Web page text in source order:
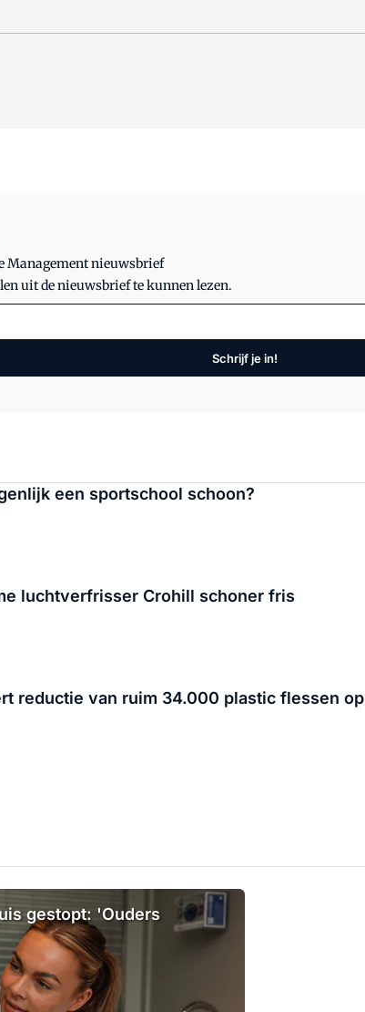
Management nieuwsbrief
uit de nieuwsbrief te kunnen lezen.
Schrijf je in!
een sportschool schoon?
luchtverfrisser Crohill schoner fris
reductie van ruim 34.000 plastic flessen op
gestopt: 'Ouders